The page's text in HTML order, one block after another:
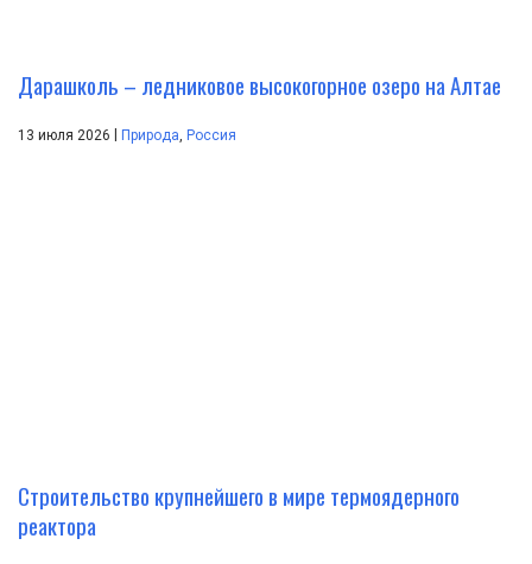
Дарашколь – ледниковое высокогорное озеро на Алтае
13 июля 2026 Природа, Россия
Строительство крупнейшего в мире термоядерного
реактора